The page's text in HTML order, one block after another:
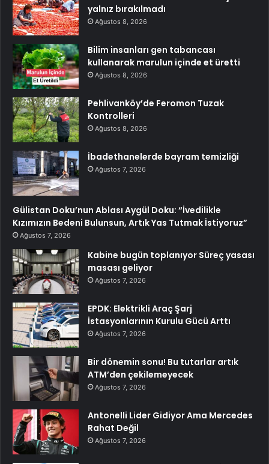
yalnız bırakılmadı
Ağustos 8, 2026
Bilim insanları gen tabancası
kullanarak marulun içinde et üretti
Ağustos 8, 2026
Pehlivanköy’de Feromon Tuzak
Kontrolleri
Ağustos 8, 2026
İbadethanelerde bayram temizliği
Ağustos 7, 2026
Gülistan Doku’nun Ablası Aygül Doku: “İvedilikle
Kızımızın Bedeni Bulunsun, Artık Yas Tutmak İstiyoruz”
Ağustos 7, 2026
Kabine bugün toplanıyor Süreç yasası
masası geliyor
Ağustos 7, 2026
EPDK: Elektrikli Araç Şarj
İstasyonlarının Kurulu Gücü Arttı
Ağustos 7, 2026
Bir dönemin sonu! Bu tutarlar artık
ATM’den çekilemeyecek
Ağustos 7, 2026
Antonelli Lider Gidiyor Ama Mercedes
Rahat Değil
Ağustos 7, 2026